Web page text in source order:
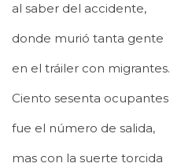
al saber del accidente,
donde murió tanta gente
en el tráiler con migrantes.
Ciento sesenta ocupantes
fue el número de salida,
mas con la suerte torcida